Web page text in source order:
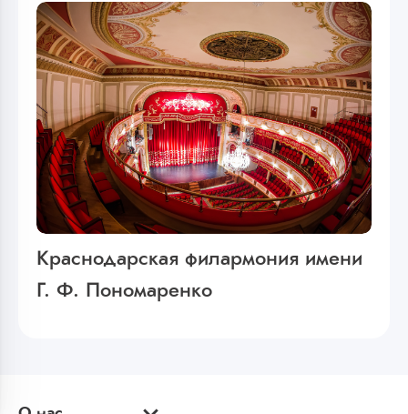
Краснодарская филармония имени
Г. Ф. Пономаренко